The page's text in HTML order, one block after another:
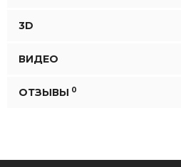
3D
ВИДЕО
ОТЗЫВЫ 0